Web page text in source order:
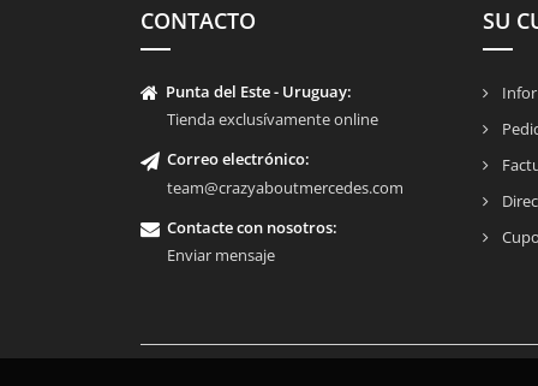
CONTACTO
Punta del Este - Uruguay:
Tienda exclusívamente online
Correo electrónico:
team@crazyaboutmercedes.com
Contacte con nosotros:
Enviar mensaje
SU